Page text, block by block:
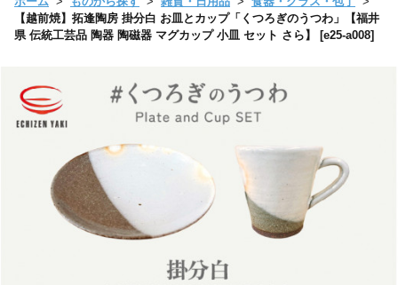
【越前焼】拓逢陶房 掛分白 お皿とカップ「くつろぎのうつわ」【福井
県 伝統工芸品 陶器 陶磁器 マグカップ 小皿 セット さら】 [e25-a008]